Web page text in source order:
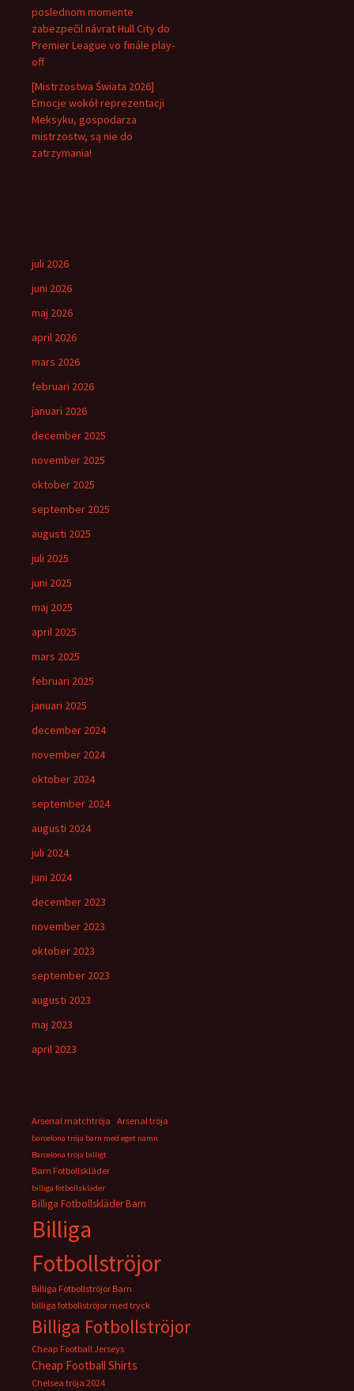
poslednom momente
zabezpečil návrat Hull City do
Premier League vo finále play-
off
[Mistrzostwa Świata 2026]
Emocje wokół reprezentacji
Meksyku, gospodarza
mistrzostw, są nie do
zatrzymania!
juli 2026
juni 2026
maj 2026
april 2026
mars 2026
februari 2026
januari 2026
december 2025
november 2025
oktober 2025
september 2025
augusti 2025
juli 2025
juni 2025
maj 2025
april 2025
mars 2025
februari 2025
januari 2025
december 2024
november 2024
oktober 2024
september 2024
augusti 2024
juli 2024
juni 2024
december 2023
november 2023
oktober 2023
september 2023
augusti 2023
maj 2023
april 2023
Arsenal matchtröja Arsenal tröja
barcelona tröja barn med eget namn
Barcelona tröja billigt
Barn Fotbollskläder
billiga fotbollskläder
Billiga Fotbollskläder Barn
Billiga
Fotbollströjor
Billiga Fotbollströjor Barn
billiga fotbollströjor med tryck
Billiga Fotbollströjor
Cheap Football Jerseys
Cheap Football Shirts
Chelsea tröja 2024